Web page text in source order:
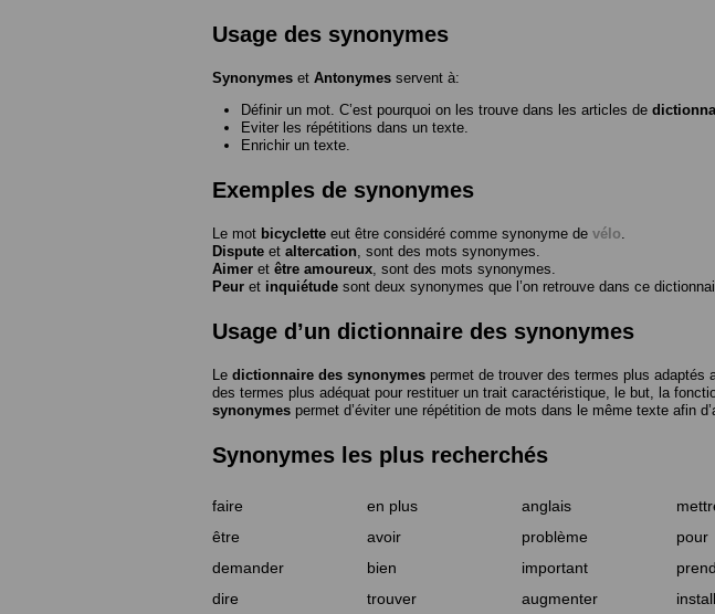
Usage des synonymes
Synonymes et Antonymes servent à:
Définir un mot. C’est pourquoi on les trouve dans les articles de
Eviter les répétitions dans un texte.
Enrichir un texte.
Exemples de synonymes
Le mot bicyclette eut être considéré comme synonyme de vélo
Dispute et altercation , sont des mots synonymes.
Aimer et être amoureux , sont des mots synonymes.
Peur et inquiétude sont deux synonymes que l’on retrouve dans ce
Usage d’un dictionnaire des synonymes
Le dictionnaire des synonymes permet de trouver des termes plus
des termes plus adéquat pour restituer un trait caractéristique, le but, la
synonymes permet d’éviter une répétition de mots dans le même texte afin
Synonymes les plus recherchés
faire en plus anglais
être
avoir problème pour
demander
bien important
dire
trouver augmenter